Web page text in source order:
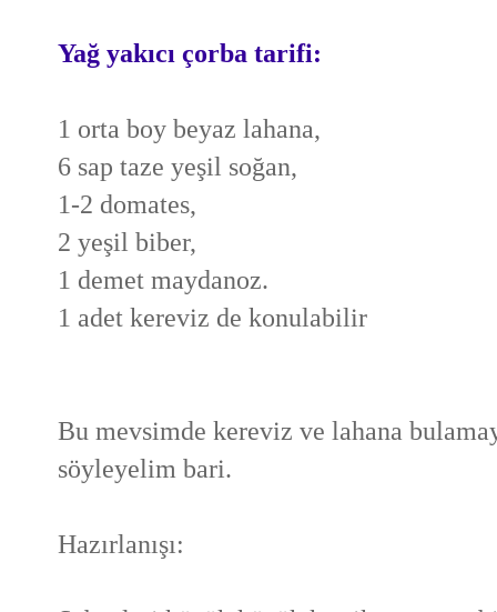
Yağ yakıcı çorba tarifi:
1 orta boy beyaz lahana,
6 sap taze yeşil soğan,
1-2 domates,
2 yeşil biber,
1 demet maydanoz.
1 adet kereviz de konulabilir
Bu mevsimde kereviz ve lahana
söyleyelim bari.
Hazırlanışı: